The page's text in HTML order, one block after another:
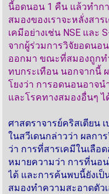
นี้อดนอน 1 คืน แล้วทำก
สมองของเราจะหลั่งสา
เคมีอย่างเช่น NSE และ
จากผู้ร่วมการวิจัยอดนอ
ออกมา ขณะที่สมองถูกท
ทบกระเทือน นอกจากนี้
โยงว่า การอดนอนอาจ
และโรคทางสมองอื่นๆ ไ
ศาสตราจารย์คริสเตียน
ในสวีเดนกล่าวว่า ผลก
ว่า การที่สารเคมีในเลือ
หมายความว่า การที่นอ
ได้ และการค้นพบนี้ยังเ
สมองทำความสะอาดตัว